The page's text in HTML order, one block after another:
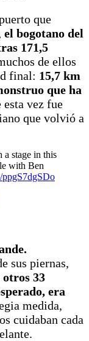
que
el bogotano del
171,5
de ellos
final: 15,7 km
que ha
esta vez fue
que volvió a
a stage in this
with Ben
sus piernas,
33
era
medida,
cuidaban cada